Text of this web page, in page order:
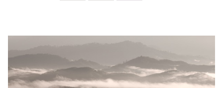
บันเทิง
รูปภาพ
ดู